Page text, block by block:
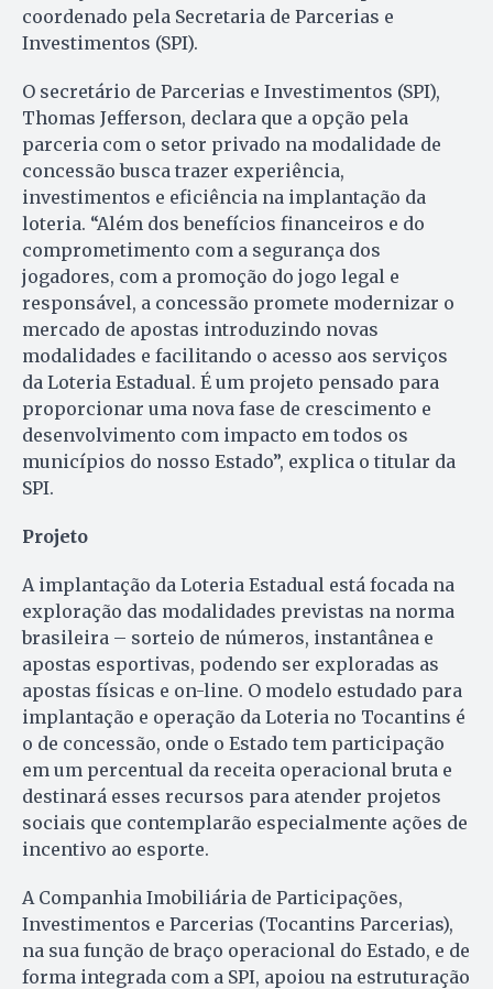
coordenado pela Secretaria de Parcerias e
Investimentos (SPI).
O secretário de Parcerias e Investimentos (SPI),
Thomas Jefferson, declara que a opção pela
parceria com o setor privado na modalidade de
concessão busca trazer experiência,
investimentos e eficiência na implantação da
loteria. “Além dos benefícios financeiros e do
comprometimento com a segurança dos
jogadores, com a promoção do jogo legal e
responsável, a concessão promete modernizar o
mercado de apostas introduzindo novas
modalidades e facilitando o acesso aos serviços
da Loteria Estadual. É um projeto pensado para
proporcionar uma nova fase de crescimento e
desenvolvimento com impacto em todos os
municípios do nosso Estado”, explica o titular da
SPI.
Projeto
A implantação da Loteria Estadual está focada na
exploração das modalidades previstas na norma
brasileira – sorteio de números, instantânea e
apostas esportivas, podendo ser exploradas as
apostas físicas e on-line. O modelo estudado para
implantação e operação da Loteria no Tocantins é
o de concessão, onde o Estado tem participação
em um percentual da receita operacional bruta e
destinará esses recursos para atender projetos
sociais que contemplarão especialmente ações de
incentivo ao esporte.
A Companhia Imobiliária de Participações,
Investimentos e Parcerias (Tocantins Parcerias),
na sua função de braço operacional do Estado, e de
forma integrada com a SPI, apoiou na estruturação